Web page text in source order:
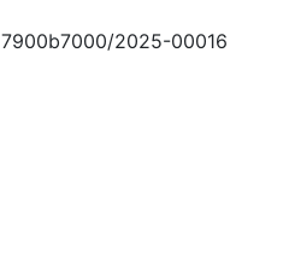
7900b7000/2025-00016